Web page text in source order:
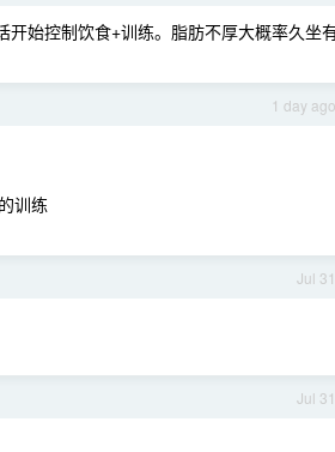
始控制饮食+训练。脂肪不厚大概率久坐
1 day ago
训练
Jul 31
Jul 31